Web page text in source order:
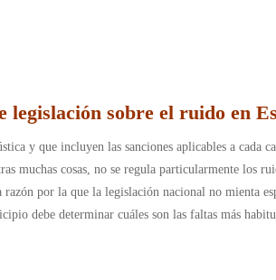
legislación sobre el ruido en
y que incluyen las sanciones aplicables a cada
muchas cosas, no se regula particularmente los
por la que la legislación nacional no mienta
debe determinar cuáles son las faltas más